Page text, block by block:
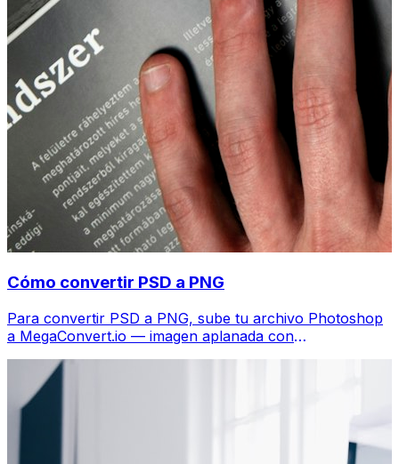
Cómo convertir PSD a PNG
Para convertir PSD a PNG, sube tu archivo Photoshop
a MegaConvert.io — imagen aplanada con